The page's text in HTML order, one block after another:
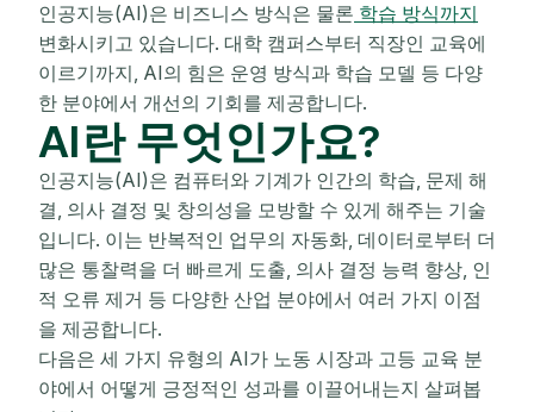
인공지능(AI)은 비즈니스 방식은 물론 학습 방식까지
변화시키고 있습니다. 대학 캠퍼스부터 직장인 교육에
이르기까지, AI의 힘은 운영 방식과 학습 모델 등 다양
한 분야에서 개선의 기회를 제공합니다.
AI란 무엇인가요?
인공지능(AI)은 컴퓨터와 기계가 인간의 학습, 문제 해
결, 의사 결정 및 창의성을 모방할 수 있게 해주는 기술
입니다. 이는 반복적인 업무의 자동화, 데이터로부터 더
많은 통찰력을 더 빠르게 도출, 의사 결정 능력 향상, 인
적 오류 제거 등 다양한 산업 분야에서 여러 가지 이점
을 제공합니다.
다음은 세 가지 유형의 AI가 노동 시장과 고등 교육 분
야에서 어떻게 긍정적인 성과를 이끌어내는지 살펴봅